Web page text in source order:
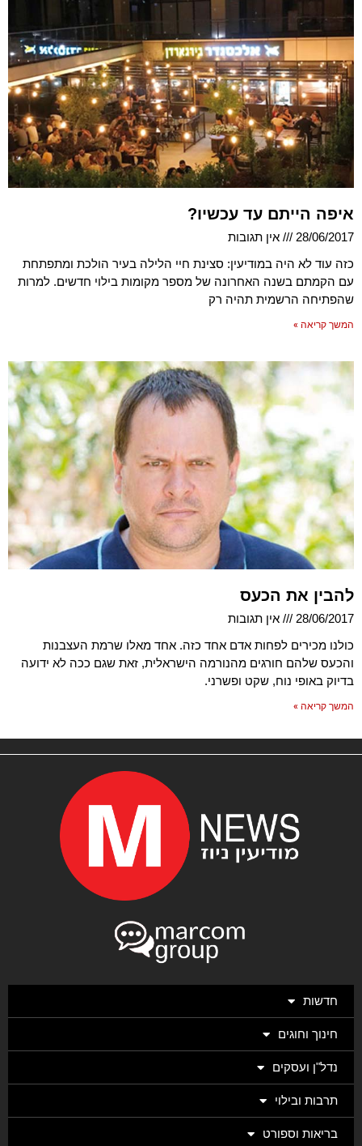
איפה הייתם עד עכשיו?
28/06/2017
אין תגובות
כזה עוד לא היה במודיעין: סצינת חיי הלילה בעיר הולכת ומתפתחת
עם הקמתם בשנה האחרונה של מספר מקומות בילוי חדשים. למרות
שהפתיחה הרשמית תהיה רק
המשך קריאה »
להבין את הכעס
28/06/2017
אין תגובות
כולנו מכירים לפחות אדם אחד כזה. אחד מאלו שרמת העצבנות
והכעס שלהם חורגים מהנורמה הישראלית, זאת שגם ככה לא ידועה
בדיוק באופי נוח, שקט ופשרני.
המשך קריאה »
חדשות
חינוך וחוגים
נדל"ן ועסקים
תרבות ובילוי
בריאות וספורט